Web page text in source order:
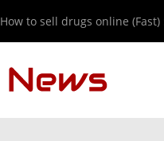
How to sell drugs online